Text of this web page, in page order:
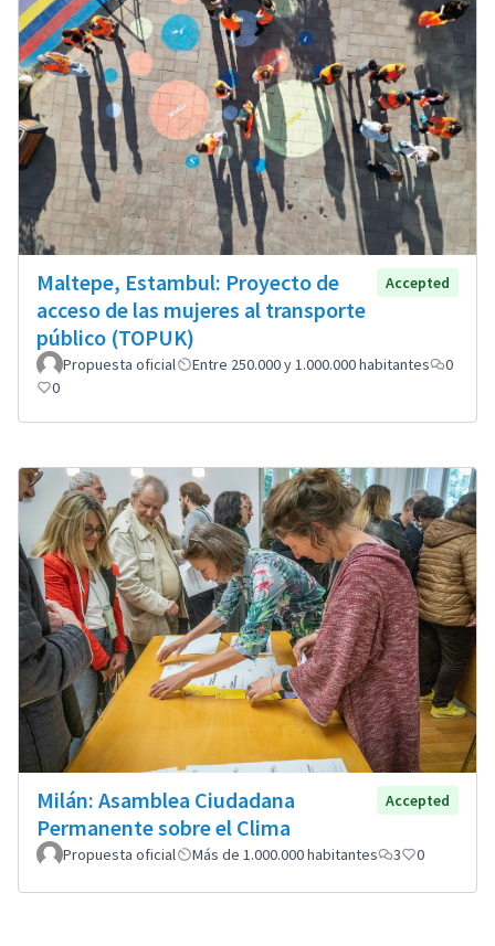
Maltepe, Estambul: Proyecto de
acceso de las mujeres al transporte
público (TOPUK)
Accepted
Propuesta oficial Entre 250.000 y 1.000.000 habitantes
0
0
Milán: Asamblea Ciudadana
Permanente sobre el Clima
Accepted
Propuesta oficial Más de 1.000.000 habitantes 3 0